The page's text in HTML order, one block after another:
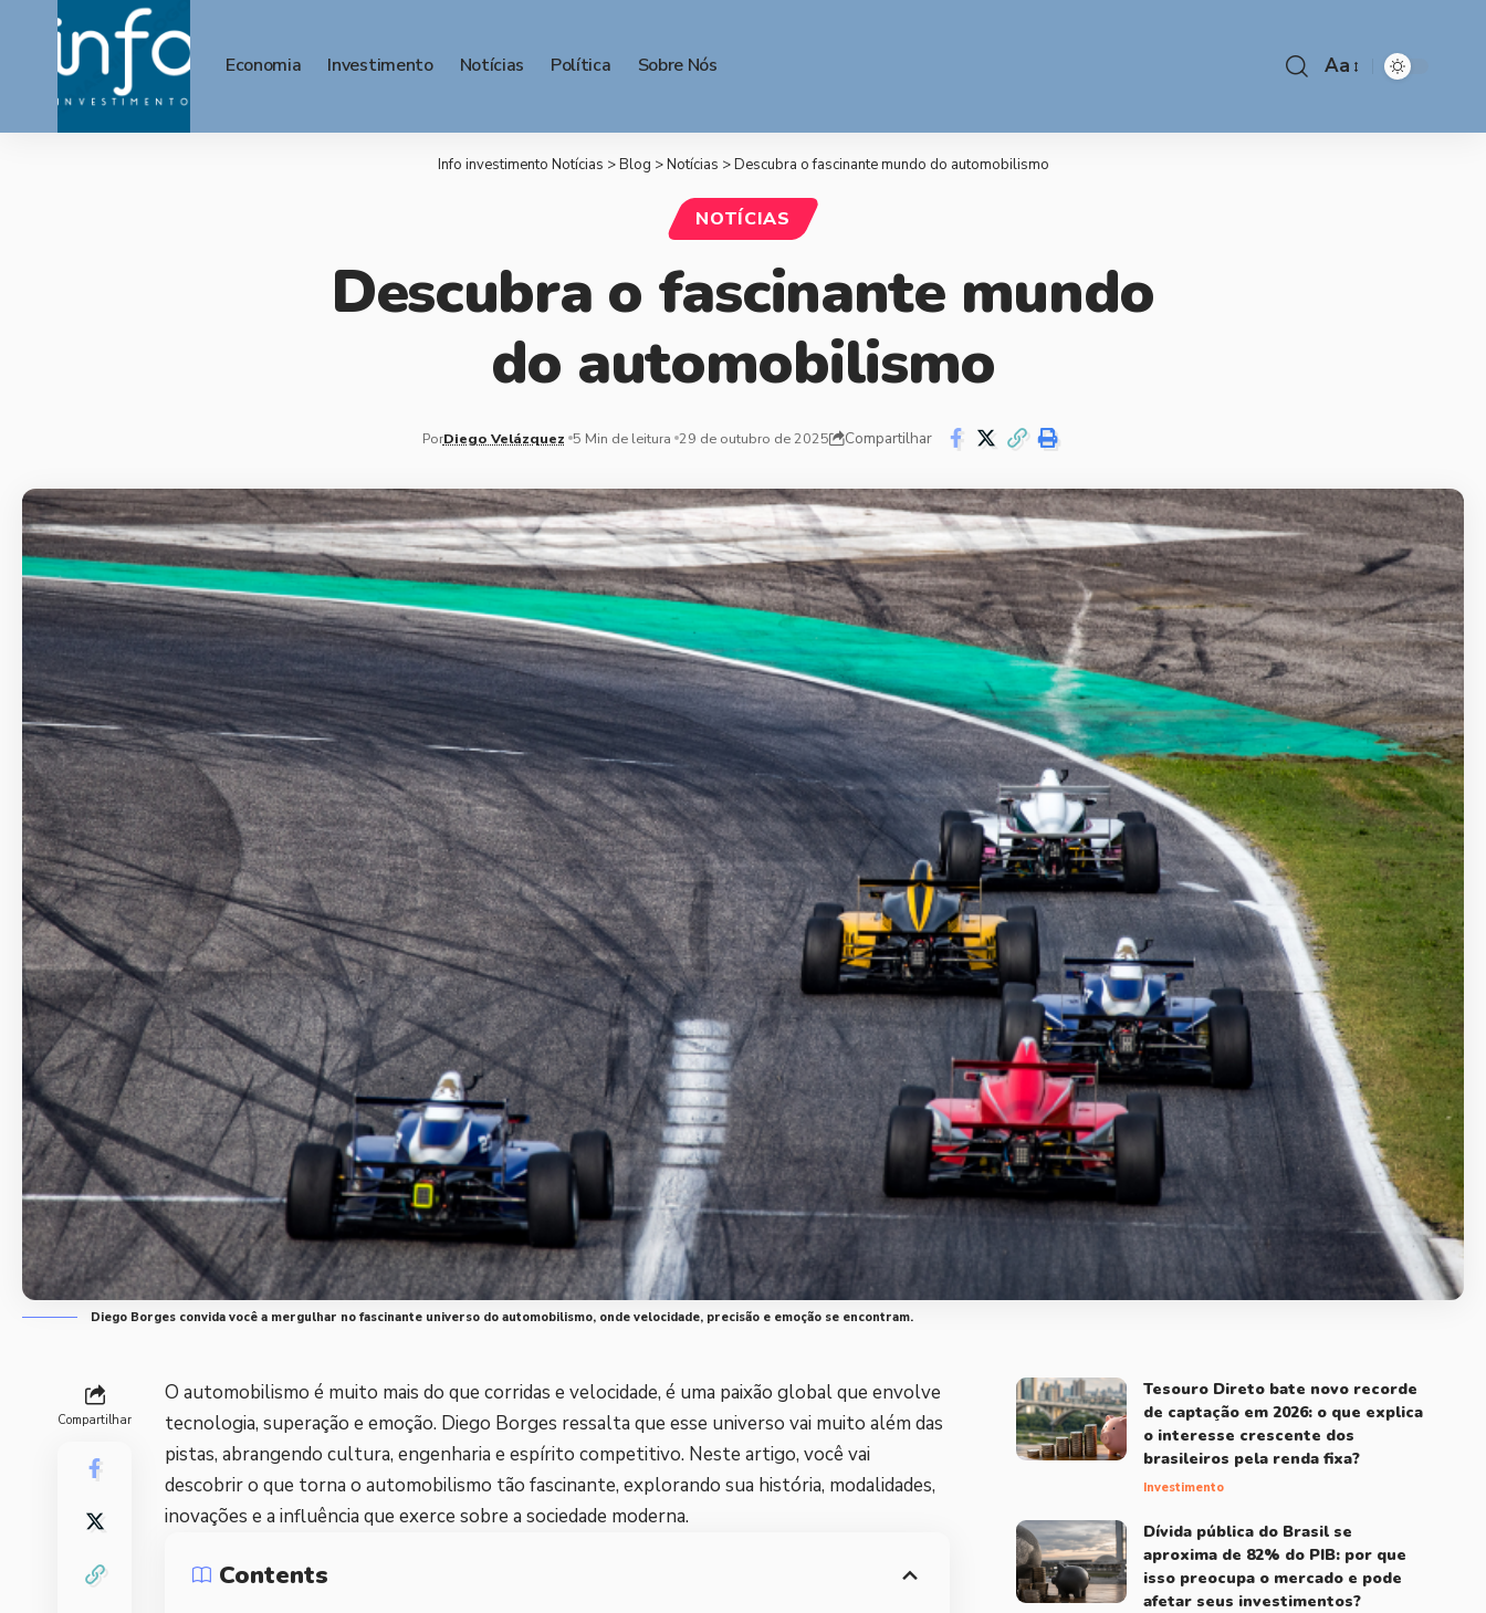
Economia Investimento Notícias Política Sobre Nós Aa
Info investimento Notícias >Blog >Notícias >Descubra o fascinante mundo do automobilismo
NOTÍCIAS
Descubra o fascinante mundo
do automobilismo
PorDiego Velázquez 5 Min de leitura 29 de outubro de 2025 Compartilhar
Diego Borges convida você a mergulhar no fascinante universo do automobilismo, onde velocidade, precisão e emoção se encontram.
Compartilhar
O automobilismo é muito mais do que corridas e velocidade, é uma paixão global que envolve
tecnologia, superação e emoção. Diego Borges ressalta que esse universo vai muito além das
pistas, abrangendo cultura, engenharia e espírito competitivo. Neste artigo, você vai
descobrir o que torna o automobilismo tão fascinante, explorando sua história, modalidades,
inovações e a influência que exerce sobre a sociedade moderna.
Contents
Tesouro Direto bate novo recorde
de captação em 2026: o que explica
o interesse crescente dos
brasileiros pela renda fixa?
Investimento
Dívida pública do Brasil se
aproxima de 82% do PIB: por que
isso preocupa o mercado e pode
afetar seus investimentos?